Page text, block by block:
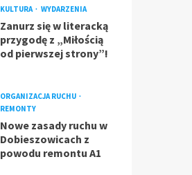
KULTURA WYDARZENIA
Zanurz się w literacką
przygodę z „Miłością
od pierwszej strony”!
ORGANIZACJA RUCHU
REMONTY
Nowe zasady ruchu w
Dobieszowicach z
powodu remontu A1